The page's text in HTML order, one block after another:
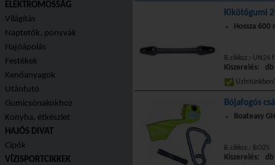
ELEKTROMOSSÁG
Világítás
Naptetők, ponyvák
Hajóápolás
Festékek
Kenőanyagok
Utánfutó
Gumicsónakokhoz
Konyha, étkészlet
HAJÓS DIVAT
Cipők
VÍZISPORTCIKKEK
Kikötőgumi
Hossza 600
B.cikksz.: UN24
Kiszerelés: db
Bójafogós
Boateasy
B.cikksz.: BO25
Kiszerelés: db